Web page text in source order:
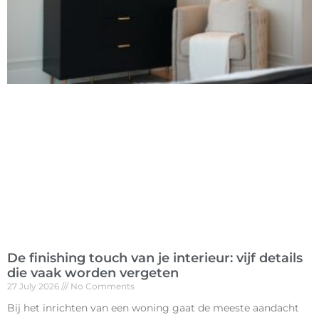
De finishing touch van je interieur: vijf details
die vaak worden vergeten
27 July 2026 No Comments
Bij het inrichten van een woning gaat de meeste aandacht